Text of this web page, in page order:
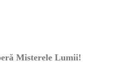
Misterele Lumii!